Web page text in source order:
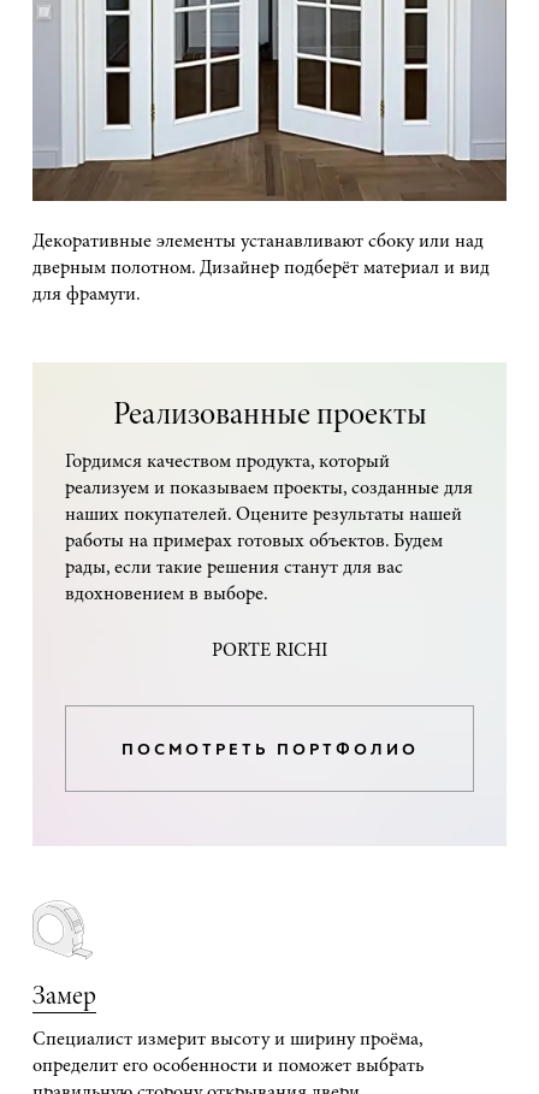
Декоративные элементы устанавливают сбоку или над
дверным полотном. Дизайнер подберёт материал и вид
для фрамуги.
Реализованные проекты
Гордимся качеством продукта, который
реализуем и показываем проекты, созданные для
наших покупателей. Оцените результаты нашей
работы на примерах готовых объектов. Будем
рады, если такие решения станут для вас
вдохновением в выборе.
PORTE RICHI
ПОСМОТРЕТЬ ПОРТФОЛИО
Замер
Специалист измерит высоту и ширину проёма,
определит его особенности и поможет выбрать